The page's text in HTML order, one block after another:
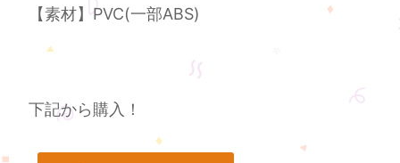
【素材】PVC(一部ABS)
下記から購入！